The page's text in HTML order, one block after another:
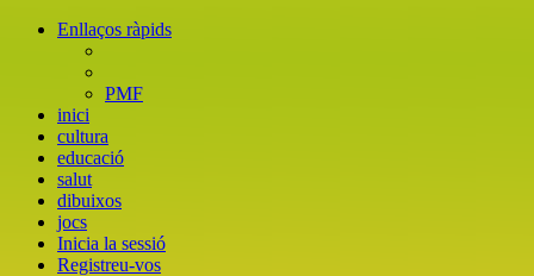
Enllaços ràpids
PMF
inici
cultura
educació
salut
dibuixos
jocs
Inicia la sessió
Registreu-vos